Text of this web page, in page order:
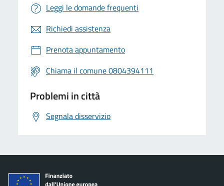
Leggi le domande frequenti
Richiedi assistenza
Prenota appuntamento
Chiama il comune 0804394111
Problemi in città
Segnala disservizio